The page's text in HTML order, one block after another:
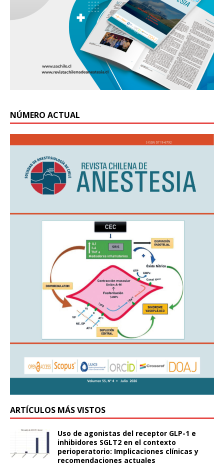
NÚMERO ACTUAL
ARTÍCULOS MÁS VISTOS
Uso de agonistas del receptor GLP-1 e
inhibidores SGLT2 en el contexto
perioperatorio: Implicaciones clínicas y
recomendaciones actuales